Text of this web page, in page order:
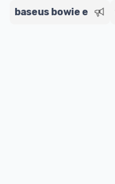
baseus bowie e